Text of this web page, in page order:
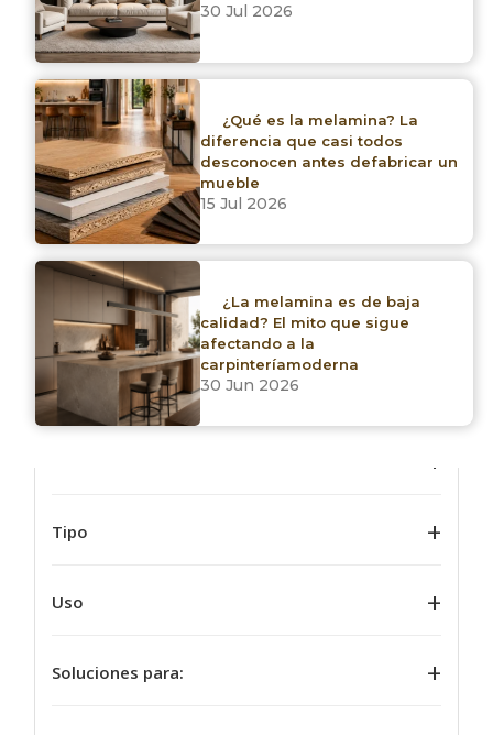
Marca
Arauco
Asiático
Duraplay
Kronospan
Productora de Triplay
Linea
Tipo
Uso
Soluciones para:
30 Jul 2026
¿Qué es la melamina? La
diferencia que casi todos
desconocen antes defabricar un
mueble
15 Jul 2026
¿La melamina es de baja
calidad? El mito que sigue
afectando a la
carpinteríamoderna
30 Jun 2026